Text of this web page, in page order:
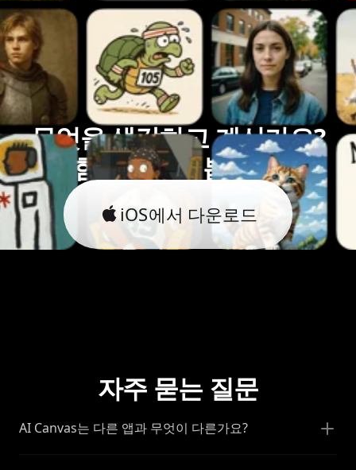
무엇을 생각하고 계신가요?
함께 실현해봅시다.
iOS에서 다운로드
자주 묻는 질문
AI Canvas는 다른 앱과 무엇이 다른가요?